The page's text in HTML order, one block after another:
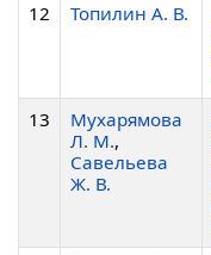
12 Топилин А. В.
13
Мухарямова
Л. М.,
Савельева
Ж. В.